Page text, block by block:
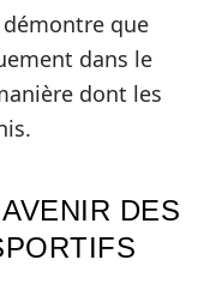
que
dans le
dont les
DES